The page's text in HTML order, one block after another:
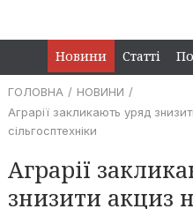
Новини Статті
ГОЛОВНА
НОВИНИ
Аграрії закликають уряд
сільгосптехніки
Аграрії
знизити акциз